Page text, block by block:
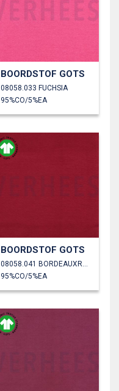
BOORDSTOF GOTS
08058.033 FUCHSIA
95%CO/5%EA
BOORDSTOF GOTS
08058.041 BORDEAUXROOD
95%CO/5%EA